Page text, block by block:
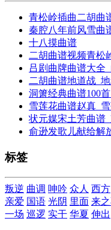
青松岭插曲二胡曲
秦腔八年前风雪曲
十八摸曲谱
二胡曲谱视频青松
吕剧曲牌曲谱大全
二胡曲谱地道战_
洞箫经典曲谱100
雪莲花曲谱赵真_
状元媒宋土芳曲谱
俞逊发歌儿献给解
标签
叛逆 曲调 呻吟 众人 西方
亲爱 国语 光阴 里面 来
一场 巡逻 实干 华夏 伸出